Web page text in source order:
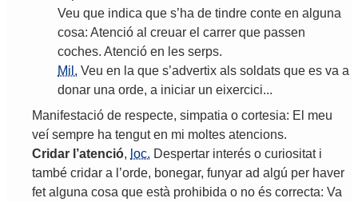
Veu que indica que s’ha de tindre conte en alguna
cosa: Atenció al creuar el carrer que passen
coches. Atenció en les serps.
Mil. Veu en la que s’advertix als soldats que es va a
donar una orde, a iniciar un eixercici...
Manifestació de respecte, simpatia o cortesia: El meu
veí sempre ha tengut en mi moltes atencions.
Cridar ’atenció, loc. Despertar interés o curiositat i
també cridar a ’orde, bonegar, funyar ad algú per haver
fet alguna cosa que està prohibida o no és correcta: Va